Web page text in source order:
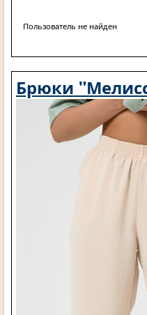
Пользователь не найден
Брюки